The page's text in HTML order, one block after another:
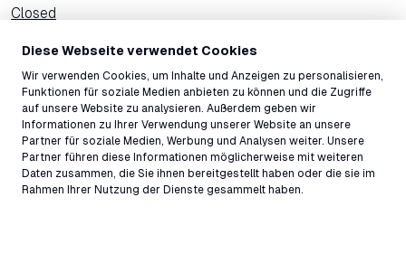
Diese Webseite verwendet Cookies
Wir verwenden Cookies, um Inhalte und Anzeigen zu personalisieren,
Funktionen für soziale Medien anbieten zu können und die Zugriffe
auf unsere Website zu analysieren. Außerdem geben wir
Informationen zu Ihrer Verwendung unserer Website an unsere
Partner für soziale Medien, Werbung und Analysen weiter. Unsere
Partner führen diese Informationen möglicherweise mit weiteren
Daten zusammen, die Sie ihnen bereitgestellt haben oder die sie im
Rahmen Ihrer Nutzung der Dienste gesammelt haben.
Closed
Falera
Tel.: +41 81 927 71 05
E-Mail:liftticket@laax.com
Talstation, 7153 Falera